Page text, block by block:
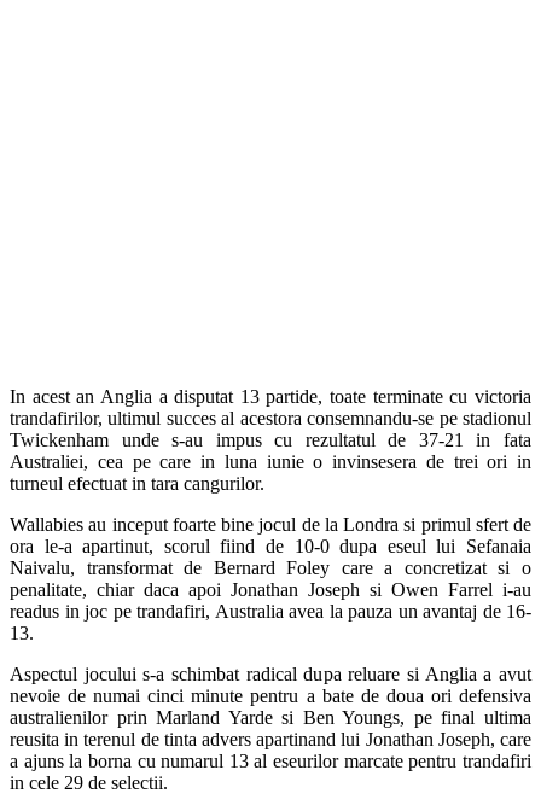
In acest an Anglia a disputat 13 partide, toate terminate cu victoria
trandafirilor, ultimul succes al acestora consemnandu-se pe stadionul
Twickenham unde s-au impus cu rezultatul de 37-21 in fata
Australiei, cea pe care in luna iunie o invinsesera de trei ori in
turneul efectuat in tara cangurilor.
Wallabies au inceput foarte bine jocul de la Londra si primul sfert de
ora le-a apartinut, scorul fiind de 10-0 dupa eseul lui Sefanaia
Naivalu, transformat de Bernard Foley care a concretizat si o
penalitate, chiar daca apoi Jonathan Joseph si Owen Farrel i-au
readus in joc pe trandafiri, Australia avea la pauza un avantaj de 16-
13.
Aspectul jocului s-a schimbat radical dupa reluare si Anglia a avut
nevoie de numai cinci minute pentru a bate de doua ori defensiva
australienilor prin Marland Yarde si Ben Youngs, pe final ultima
reusita in terenul de tinta advers apartinand lui Jonathan Joseph, care
a ajuns la borna cu numarul 13 al eseurilor marcate pentru trandafiri
in cele 29 de selectii.